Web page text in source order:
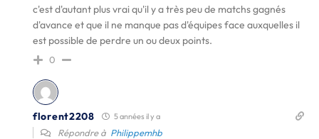
c'est d'autant plus vrai qu'il y a très peu de matchs gagnés
d'avance et que il ne manque pas d'équipes face auxquelles il
est possible de perdre un ou deux points.
0
florent2208 5 années il y a
Répondre à Philippemhb